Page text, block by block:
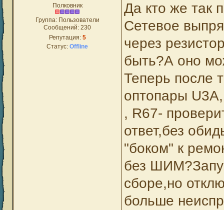
Полковник
Группа: Пользователи
Сообщений: 230
Репутация: 5
Статус: Offline
Да кто же так
Сетевое
через
быть?А оно
Теперь после
оптопары
, R67-
ответ,без
"боком" к
без
сборе,но
больше